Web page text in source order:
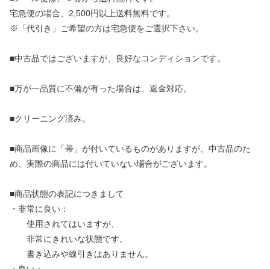
宅急便の場合、2,500円以上送料無料です。
※「代引き」ご希望の方は宅急便をご選択下さい。
■中古品ではございますが、良好なコンディションです。
■万が一品質に不備が有った場合は、返金対応。
■クリーニング済み。
■商品画像に「帯」が付いているものがありますが、中古品のた
め、実際の商品には付いていない場合がございます。
■商品状態の表記につきまして
・非常に良い：
使用されてはいますが、
非常にきれいな状態です。
書き込みや線引きはありません。